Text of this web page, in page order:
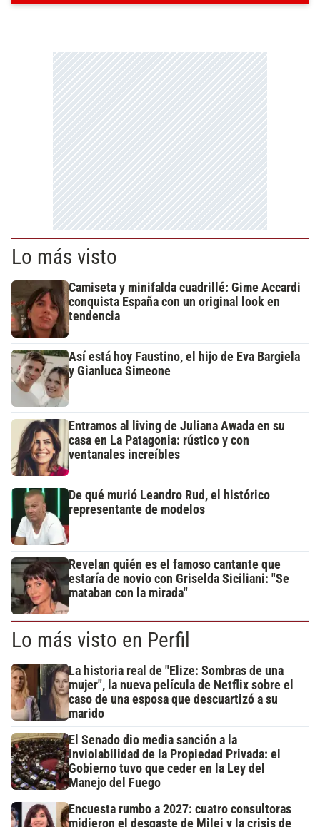
Lo más visto
Camiseta y minifalda cuadrillé: Gime Accardi
conquista España con un original look en
tendencia
Así está hoy Faustino, el hijo de Eva Bargiela
y Gianluca Simeone
Entramos al living de Juliana Awada en su
casa en La Patagonia: rústico y con
ventanales increíbles
De qué murió Leandro Rud, el histórico
representante de modelos
Revelan quién es el famoso cantante que
estaría de novio con Griselda Siciliani: "Se
mataban con la mirada"
Lo más visto en Perfil
La historia real de "Elize: Sombras de una
mujer", la nueva película de Netflix sobre el
caso de una esposa que descuartizó a su
marido
El Senado dio media sanción a la
Inviolabilidad de la Propiedad Privada: el
Gobierno tuvo que ceder en la Ley del
Manejo del Fuego
Encuesta rumbo a 2027: cuatro consultoras
midieron el desgaste de Milei y la crisis de